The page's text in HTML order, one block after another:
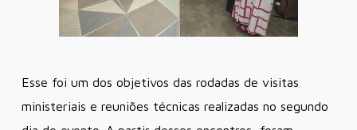
Esse foi um dos objetivos das rodadas de visitas
ministeriais e reuniões técnicas realizadas no segundo